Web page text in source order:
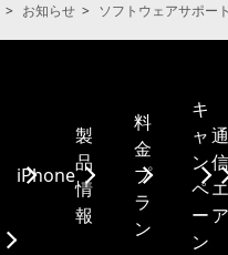
お知らせ ソフトウェアサポート
iPhone
製
品
情
報
料
金
プ
ラ
ン
キ
ャ
ン
ペ
ー
ン
通
ア